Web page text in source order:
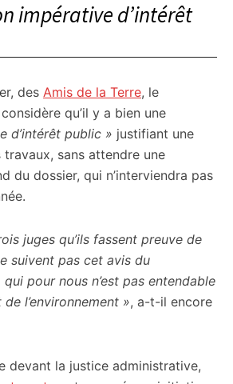
impérative d’intérêt
des Amis de la Terre, le
qu’il y a bien une
d’intérêt public » justifiant une
sans attendre une
du dossier, qui n’interviendra pas
juges qu’ils fassent preuve de
suivent pas cet avis du
pour nous n’est pas entendable
l’environnement », a-t-il encore
devant la justice administrative,